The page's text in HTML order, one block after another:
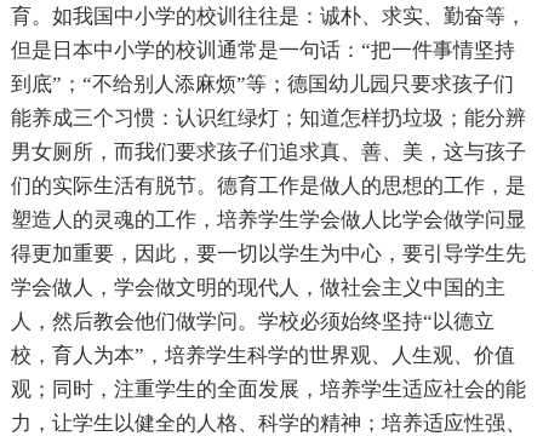
育。如我国中小学的校训往往是：诚朴、求实、勤奋等，
但是日本中小学的校训通常是一句话：“把一件事情坚持
到底”；“不给别人添麻烦”等；德国幼儿园只要求孩子们
能养成三个习惯：认识红绿灯；知道怎样扔垃圾；能分辨
男女厕所，而我们要求孩子们追求真、善、美，这与孩子
们的实际生活有脱节。德育工作是做人的思想的工作，是
塑造人的灵魂的工作，培养学生学会做人比学会做学问显
得更加重要，因此，要一切以学生为中心，要引导学生先
学会做人，学会做文明的现代人，做社会主义中国的主
人，然后教会他们做学问。学校必须始终坚持“以德立
校，育人为本”，培养学生科学的世界观、人生观、价值
观；同时，注重学生的全面发展，培养学生适应社会的能
力，让学生以健全的人格、科学的精神；培养适应性强、